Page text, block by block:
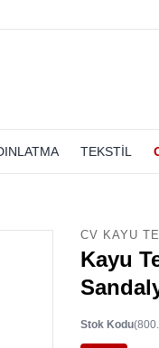
TEKSTİL
CV KAYU
Kayu
Stok Kodu